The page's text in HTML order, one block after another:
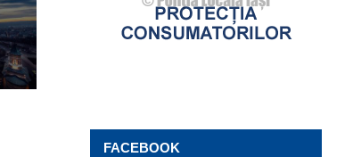
FACEBOOK